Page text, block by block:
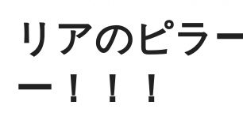
リアのピラ
ー！！！